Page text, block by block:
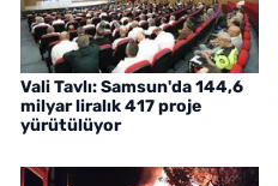
Vali Tavlı: Samsun'da 144,6
milyar liralık 417 proje
yürütülüyor